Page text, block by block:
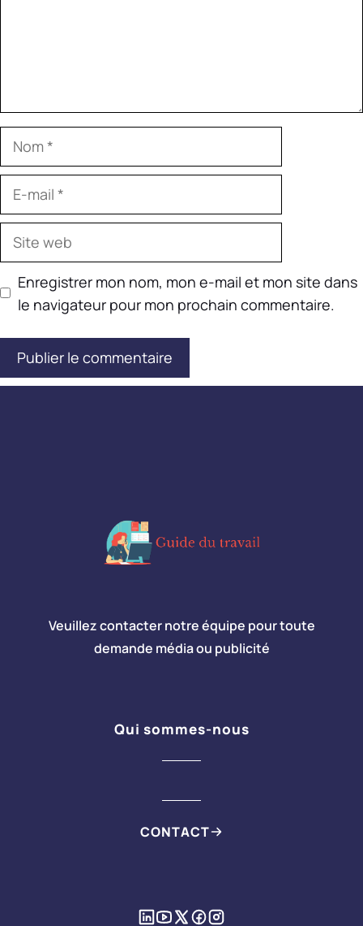
Nom
Site
Enregistrer mon nom, mon e-mail et mon site dans
le navigateur pour mon prochain commentaire.
Veuillez contacter notre équipe pour toute
demande média ou publicité
Qui sommes-nous
CONTACT